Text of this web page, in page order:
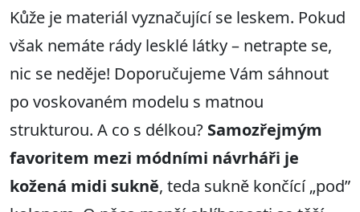
Kůže je materiál vyznačující se leskem. Pokud
však nemáte rády lesklé látky – netrapte se,
nic se neděje! Doporučujeme Vám sáhnout
po voskovaném modelu s matnou
strukturou. A co s délkou? Samozřejmým
favoritem mezi módními návrháři je
kožená midi sukně, teda sukně končící „pod”